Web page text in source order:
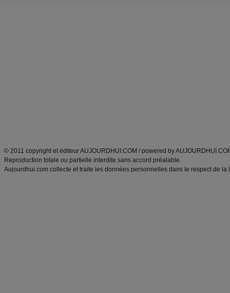
© 2011 copyright et éditeur AUJOURDHUI.COM / powered by
Reproduction totale ou partielle interdite sans accord préalable.
Aujourdhui.com collecte et traite les données personnelles dans le respect de